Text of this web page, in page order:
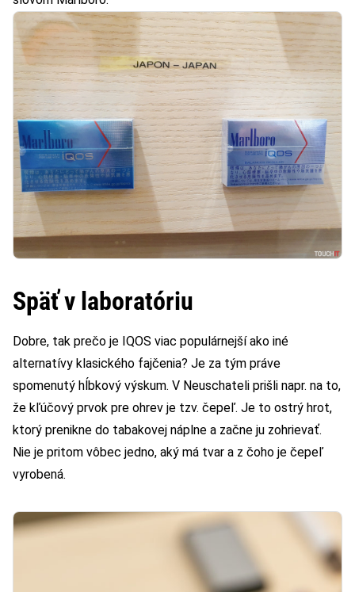
Späť v laboratóriu
Dobre, tak prečo je IQOS viac populárnejší ako iné
alternatívy klasického fajčenia? Je za tým práve
spomenutý hĺbkový výskum. V Neuschateli prišli napr. na to,
že kľúčový prvok pre ohrev je tzv. čepeľ. Je to ostrý hrot,
ktorý prenikne do tabakovej náplne a začne ju zohrievať.
Nie je pritom vôbec jedno, aký má tvar a z čoho je čepeľ
vyrobená.